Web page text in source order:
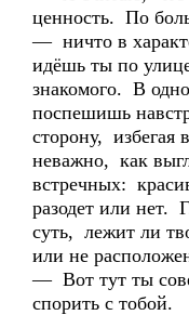
ценность. По
— ничто в
идёшь ты по
знакомого. В
поспешишь
сторону, избегая
неважно, как
встречных:
разодет или нет.
суть, лежит ли
или не
— Вот тут ты
спорить с тобой.